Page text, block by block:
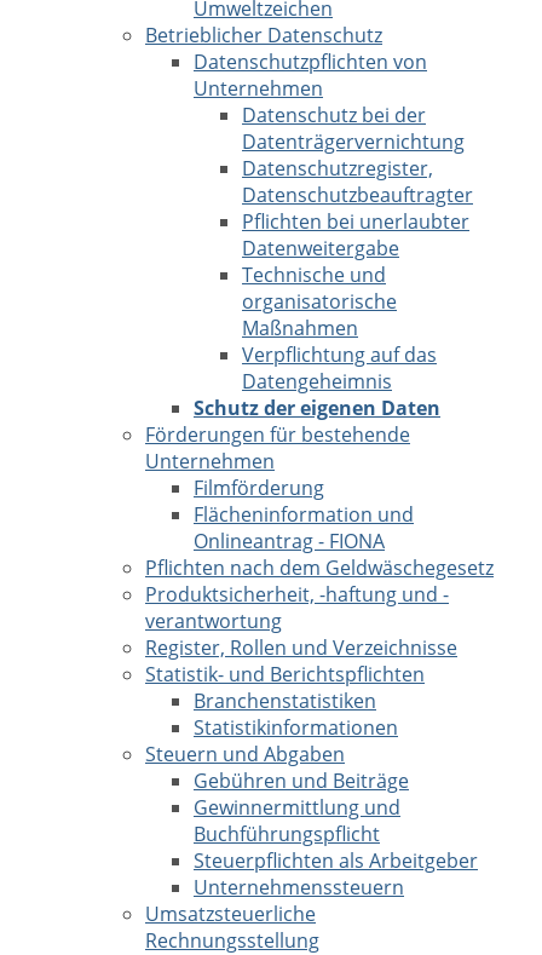
Umweltzeichen
Betrieblicher Datenschutz
Datenschutzpflichten von
Unternehmen
Datenschutz bei der
Datenträgervernichtung
Datenschutzregister,
Datenschutzbeauftragter
Pflichten bei unerlaubter
Datenweitergabe
Technische und
organisatorische
Maßnahmen
Verpflichtung auf das
Datengeheimnis
Schutz der eigenen Daten
Förderungen für bestehende
Unternehmen
Filmförderung
Flächeninformation und
Onlineantrag - FIONA
Pflichten nach dem Geldwäschegesetz
Produktsicherheit, -haftung und -
verantwortung
Register, Rollen und Verzeichnisse
Statistik- und Berichtspflichten
Branchenstatistiken
Statistikinformationen
Steuern und Abgaben
Gebühren und Beiträge
Gewinnermittlung und
Buchführungspflicht
Steuerpflichten als Arbeitgeber
Unternehmenssteuern
Umsatzsteuerliche
Rechnungsstellung